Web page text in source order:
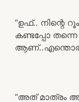
“ഉഫ്.. നിന്റെ
കണ്ടപ്പോ
ആണ്..എന്തൊരു
“അത് മാത്രം